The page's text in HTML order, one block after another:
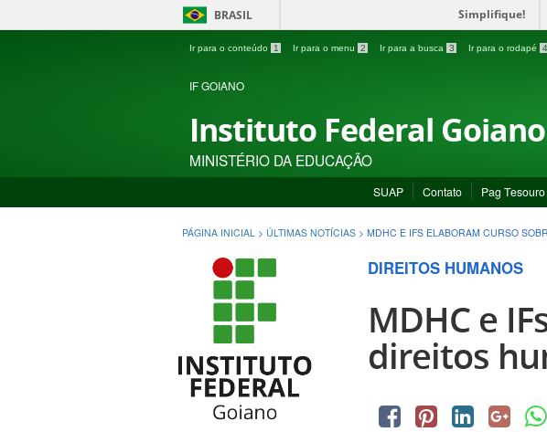
BRASIL Simplifique!
Ir para o conteúdo 1 Ir para o menu 2 Ir para a busca 3 Ir para o rodapé 4
IF GOIANO
Instituto Federal Goiano
MINISTÉRIO DA EDUCAÇÃO
SUAP Contato Pag Tesouro
PÁGINA INICIAL > ÚLTIMAS NOTÍCIAS > MDHC E IFS ELABORAM CURSO
DIREITOS HUMANOS
MDHC e
direitos